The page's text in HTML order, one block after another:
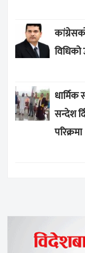
विधिको
सन्देश
परिक्रमा